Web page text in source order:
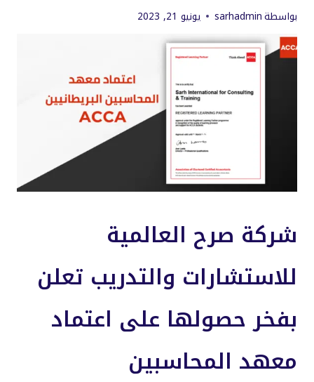
بواسطةsarhadmin يونيو 21, 2023
شركة صرح العالمية
للاستشارات والتدريب تعلن
بفخر حصولها على اعتماد
معهد المحاسبين